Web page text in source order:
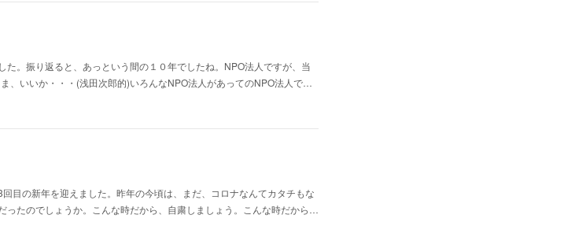
。振り返ると、あっという間の１０年でしたね。NPO法人ですが、当
、いいか・・・(浅田次郎的)いろんなNPO法人があってのNPO法人で…
目の新年を迎えました。昨年の今頃は、まだ、コロナなんてカタチもな
ったのでしょうか。こんな時だから、自粛しましょう。こんな時だから…